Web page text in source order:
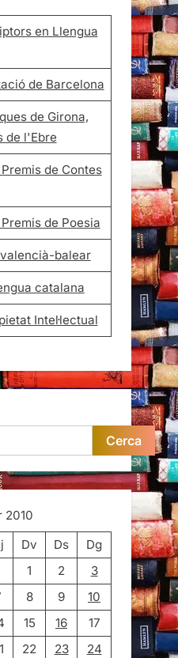
en Llengua
de Barcelona
de Girona,
de l'Ebre
de Contes
de Poesia
balear
catalana
Intel·lectual
Cerca
2010
Dv Ds
Dg
1
2
3
8 9
10
15 16
17
22 23
24